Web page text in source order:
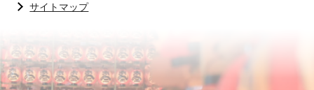
サイトマップ